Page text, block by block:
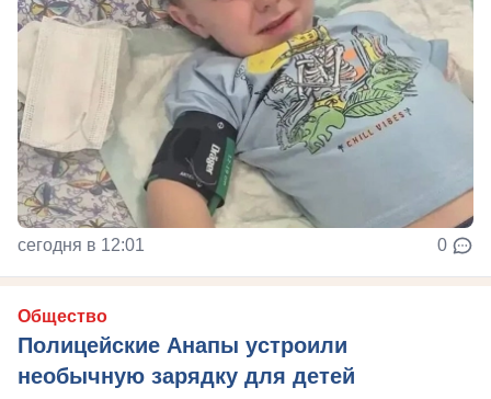
сегодня в 12:01 0
Общество
Полицейские Анапы устроили
необычную зарядку для детей